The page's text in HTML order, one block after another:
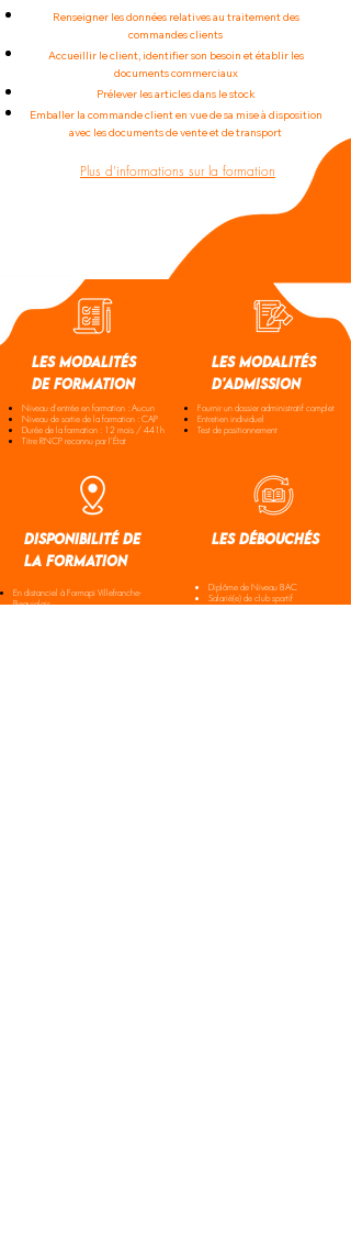
Renseigner les données relatives au traitement des
commandes clients
Accueillir le client, identifier son besoin et établir les
documents commerciaux
Prélever les articles dans le stock
Emballer la commande client en vue de sa mise à disposition
avec les documents de vente et de transport
Plus d'informations sur la formation
les modalités
de formation
Niveau d'entrée en formation : Aucun
Niveau de sortie de la formation : CAP
Durée de la formation : 12 mois / 441h
​Titre RNCP reconnu par l'État
disponibilité de
la formation
En distanciel à Formapi Villefranche-
Beaujolais
les modalités
d'admission
Fournir un dossier administratif complet
Entretien individuel
Test de positionnement
les débouchés
Diplôme de Niveau BAC
Salarié(e) de club sportif